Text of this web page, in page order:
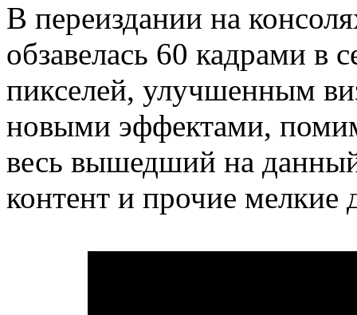
В переиздании на
обзавелась 60 кадрами в
пикселей, улучшенным
новыми эффектами,
весь вышедший на
контент и прочие